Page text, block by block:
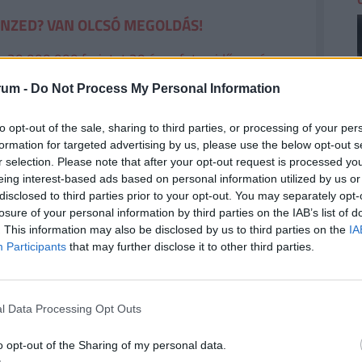
- Do Not Process My Personal Information
opt-out of the sale, sharing to third parties, or processing of your
for targeted advertising by us, please use the below opt-out
selection. Please note that after your opt-out request is processed
interest-based ads based on personal information utilized by us
to third parties prior to your opt-out. You may separately
of your personal information by third parties on the IAB’s list of
This information may also be disclosed by us to third parties on the
Participants that may further disclose it to other third parties.
Data Processing Opt Outs
opt-out of the Sharing of my personal data.
VAN OLCSÓ MEGOLDÁS!
30 000 000 forintot 20 éves futamidőre már
fel lehet venni
K&H Banknál.De
ajánlata sem:az UniCredit Banknál 6,78%, az
Banknál 7,02%.
Érdemes még megnézni
egyedi kalkulációt végezni, saját preferenciáink
Ehhez keresd fel aPénzcentrum kalkulátorát.
mértékű, részleges illetve teljes
47.000 Ft összegű díj megfizetése
Ft összegű díj megfizetése mellett